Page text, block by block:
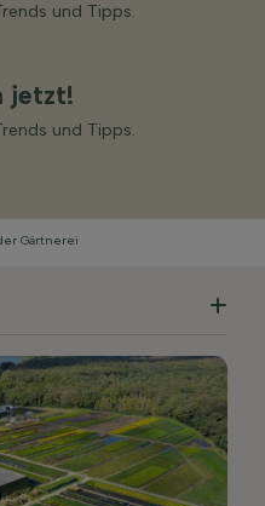
und Tipps.
jetzt!
und Tipps.